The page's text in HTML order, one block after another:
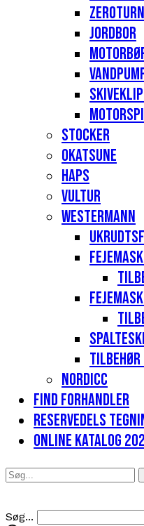
Jordbor
Stocker
Okatsune
Haps
Vultur
Westermann
Nordicc
Find forhandler
Reservedels
Online katalog
Søg...